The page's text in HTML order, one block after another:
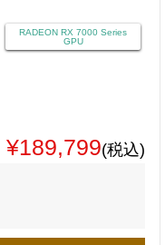
RADEON RX 7000 Series
GPU
¥189,799(税込)